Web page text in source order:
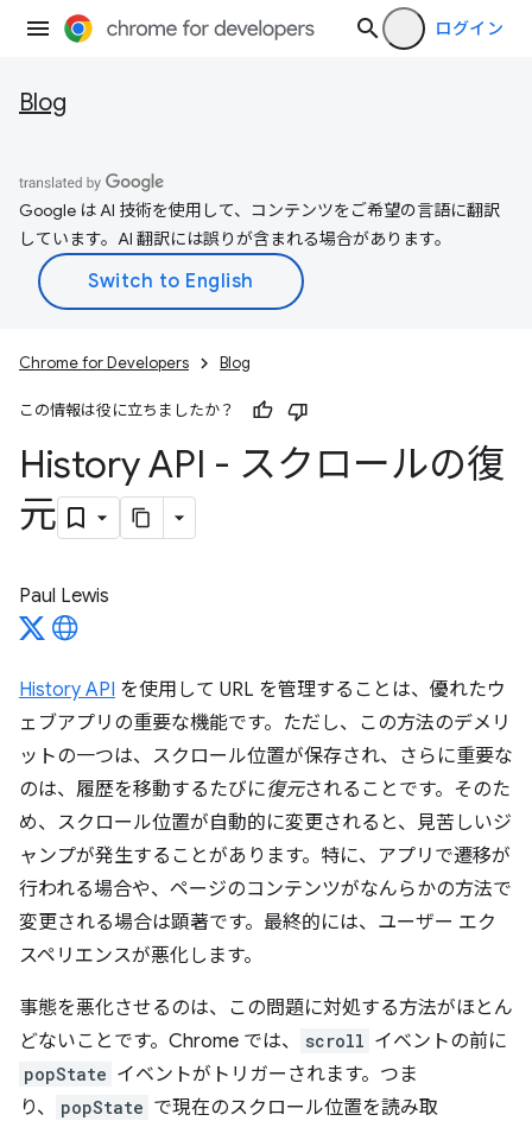
ログイン
Blog
Google は AI 技術を使用して、コンテンツをご希望の言語に翻訳
しています。AI 翻訳には誤りが含まれる場合があります。
Chrome for Developers Blog
この情報は役に立ちましたか？
History API - スクロールの復
元
Paul Lewis
History API を使用して URL を管理することは、優れたウ
ェブアプリの重要な機能です。ただし、この方法のデメリ
ットの一つは、スクロール位置が保存され、さらに重要な
のは、履歴を移動するたびに復元されることです。そのた
め、スクロール位置が自動的に変更されると、見苦しいジ
ャンプが発生することがあります。特に、アプリで遷移が
行われる場合や、ページのコンテンツがなんらかの方法で
変更される場合は顕著です。最終的には、ユーザー エク
スペリエンスが悪化します。
事態を悪化させるのは、この問題に対処する方法がほとん
どないことです。Chrome では、
scroll イベントの前に
popState イベントがトリガーされます。つま
り、
popState で現在のスクロール位置を読み取